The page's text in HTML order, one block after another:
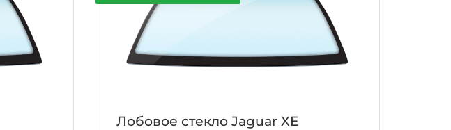
Лобовое стекло Jaguar XE